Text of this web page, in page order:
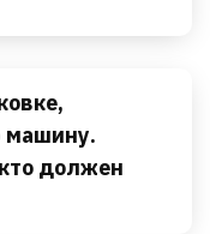
машину.
должен